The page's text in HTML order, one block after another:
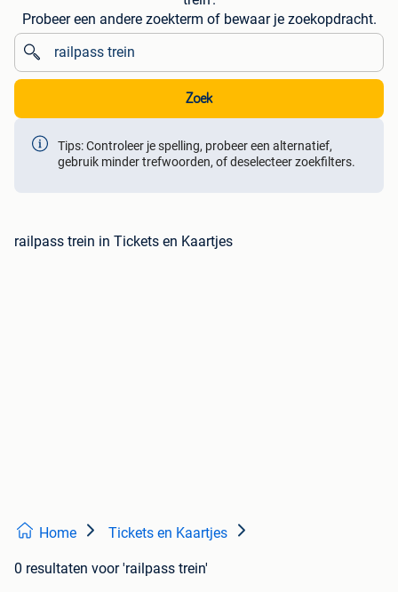
Probeer een andere zoekterm of bewaar je zoekopdracht.
Zoek
Tips: Controleer je spelling, probeer een alternatief,
gebruik minder trefwoorden, of deselecteer zoekfilters.
railpass trein in Tickets en Kaartjes
Home Tickets en Kaartjes
0 resultaten voor 'railpass trein'